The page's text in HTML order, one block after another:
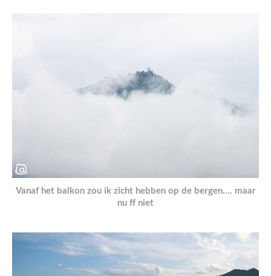
Vanaf het balkon zou ik zicht hebben op de bergen…. maar
nu ff niet